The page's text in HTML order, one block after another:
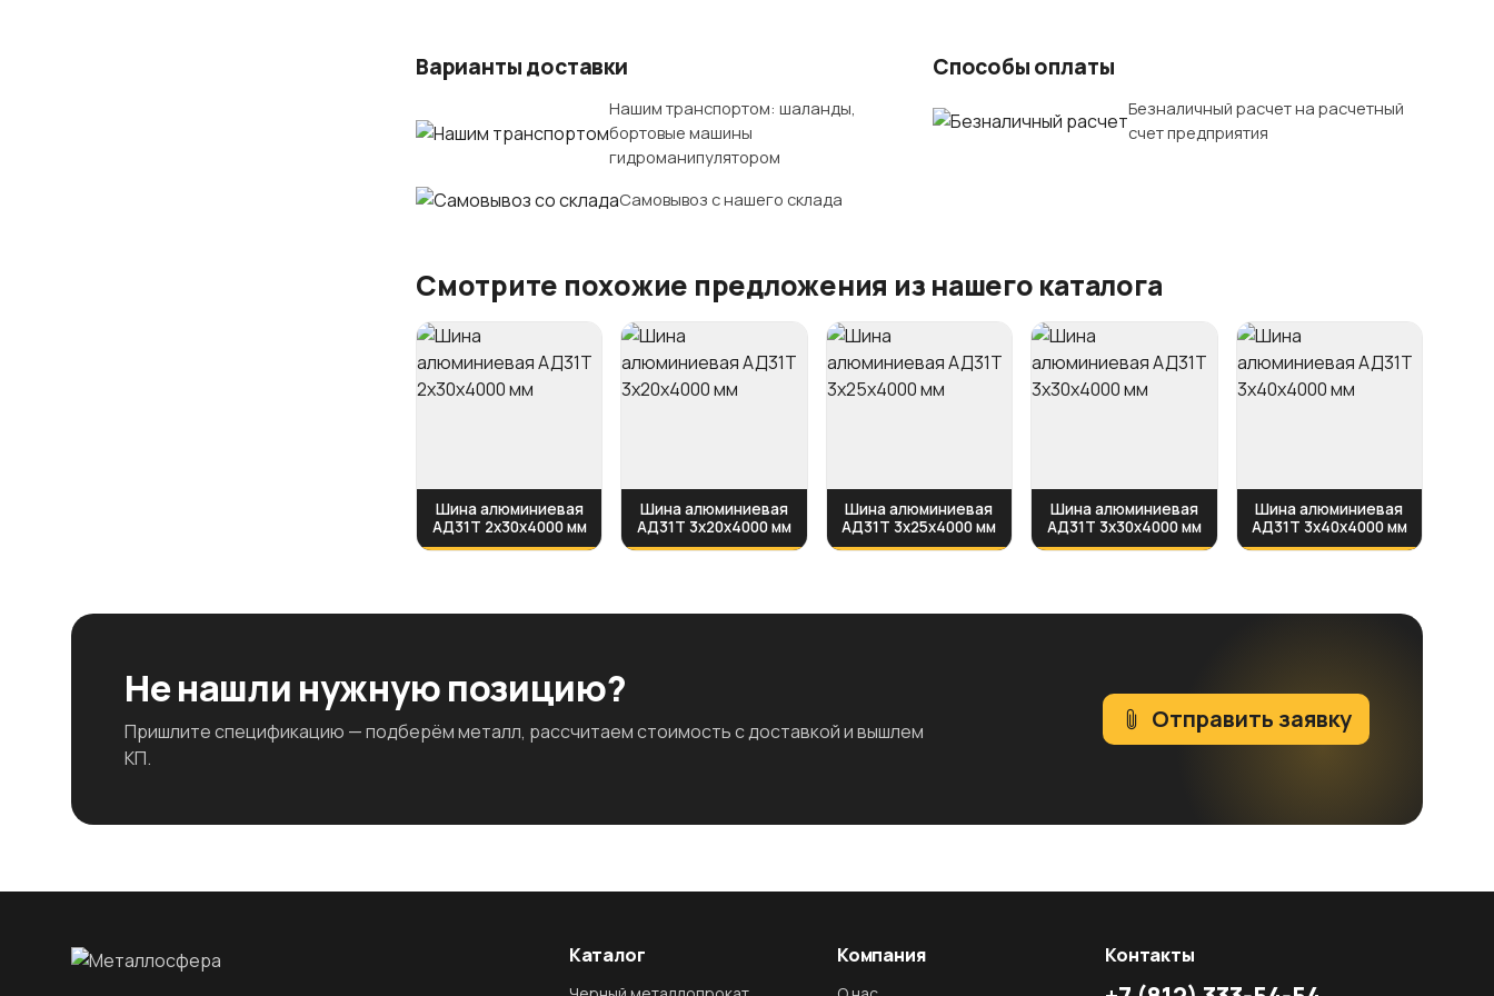
Варианты доставки
Нашим транспортом: шаланды,
бортовые машины
гидроманипулятором
Самовывоз с нашего склада
Способы оплаты
Безналичный расчет на расчетный
счет предприятия
Смотрите похожие предложения из нашего каталога
Шина алюминиевая
АД31Т 2х30х4000 мм
Шина алюминиевая
АД31Т 3х20х4000 мм
Шина алюминиевая
АД31Т 3х25х4000 мм
Шина алюминиевая
АД31Т 3х30х4000 мм
Шина алюминиевая
АД31Т 3х40х4000 мм
Не нашли нужную позицию?
Пришлите спецификацию — подберём металл, рассчитаем стоимость с доставкой и вышлем
КП.
Отправить заявку
Каталог Компания Контакты